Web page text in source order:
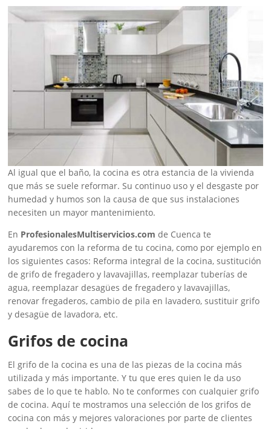
Al igual que el baño, la cocina es otra estancia de la vivienda
que más se suele reformar. Su continuo uso y el desgaste por
humedad y humos son la causa de que sus instalaciones
necesiten un mayor mantenimiento.
En ProfesionalesMultiservicios.com de Cuenca te
ayudaremos con la reforma de tu cocina, como por ejemplo en
los siguientes casos: Reforma integral de la cocina, sustitución
de grifo de fregadero y lavavajillas, reemplazar tuberías de
agua, reemplazar desagües de fregadero y lavavajillas,
renovar fregaderos, cambio de pila en lavadero, sustituir grifo
y desagüe de lavadora, etc.
Grifos de cocina
El grifo de la cocina es una de las piezas de la cocina más
utilizada y más importante. Y tu que eres quien le da uso
sabes de lo que te hablo. No te conformes con cualquier grifo
de cocina. Aquí te mostramos una selección de los grifos de
cocina con más y mejores valoraciones por parte de clientes